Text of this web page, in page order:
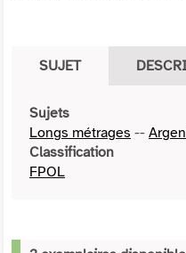
SUJET
Sujets
Longs métrages --
Classification
FPOL